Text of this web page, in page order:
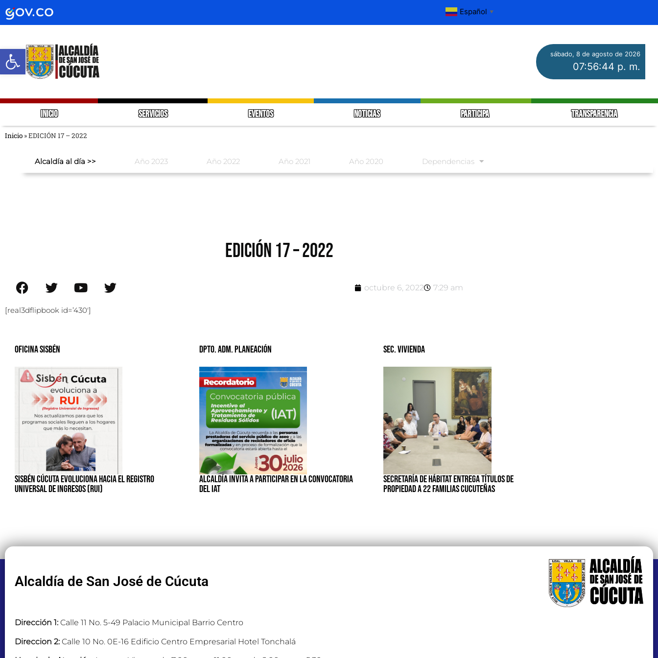
Abrir barra de herramientas
Español ▼
sábado, 8 de agosto de 2026
07:56:45 p. m.
INICIO SERVICIOS EVENTOS NOTICIAS PARTICIPA TRANSPARENCIA
Inicio »EDICIÓN 17 – 2022
Alcaldía al día >> Año 2023 Año 2022 Año 2021 Año 2020 Dependencias
EDICIÓN 17 – 2022
octubre 6, 2022 7:29 am
[real3dflipbook id=’430′]
Oficina Sisbén
SISBÉN CÚCUTA EVOLUCIONA HACIA EL REGISTRO
UNIVERSAL DE INGRESOS (RUI)
Dpto. Adm. Planeación
ALCALDÍA INVITA A PARTICIPAR EN LA CONVOCATORIA
DEL IAT
Sec. Vivienda
SECRETARÍA DE HÁBITAT ENTREGA TÍTULOS DE
PROPIEDAD A 22 FAMILIAS CUCUTEÑAS
Alcaldía de San José de Cúcuta
Dirección 1: Calle 11 No. 5-49 Palacio Municipal Barrio Centro
Direccion 2: Calle 10 No. 0E-16 Edificio Centro Empresarial Hotel Tonchalá